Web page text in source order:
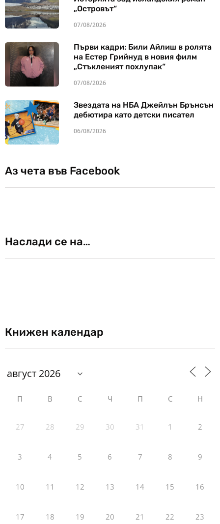
„Островът“
07/08/2026
Първи кадри: Били Айлиш в ролята
на Естер Грийнуд в новия филм
„Стъкленият похлупак“
07/08/2026
Звездата на НБА Джейлън Брънсън
дебютира като детски писател
06/08/2026
Аз чета във Facebook
Наслади се на…
Книжен календар
П В С Ч П С Н
27 28 29 30 31 1 2
3 4 5 6 7 8 9
10 11 12 13 14 15 16
17 18 19 20 21 22 23